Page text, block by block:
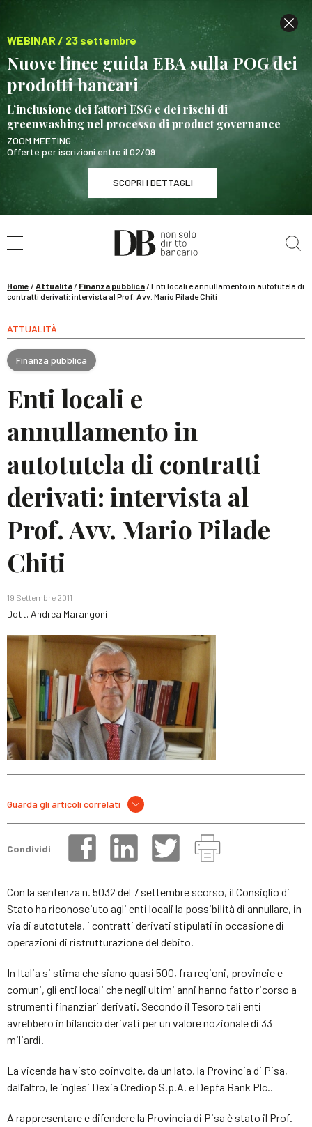
WEBINAR / 23 settembre
Nuove linee guida EBA sulla POG dei
prodotti bancari
L’inclusione dei fattori ESG e dei rischi di
greenwashing nel processo di product governance
ZOOM MEETING
Offerte per iscrizioni entro il 02/09
SCOPRI I DETTAGLI
WEBINAR / 23 settembre
Nuove linee guida EBA sulla POG dei prodotti
SCOPRI I DETTAGLI
Home /Attualità/ Finanza pubblica/Enti locali e annullamento in autotutela di
contratti derivati: intervista al Prof. Avv. Mario Pilade Chiti
ATTUALITÀ
Finanza pubblica
Enti locali e
annullamento in
autotutela di contratti
derivati: intervista al
Prof. Avv. Mario Pilade
Chiti
19 Settembre 2011
Dott. Andrea Marangoni
Guarda gli articoli correlati
Condividi
Con la sentenza n. 5032 del 7 settembre scorso, il Consiglio di
Stato ha riconosciuto agli enti locali la possibilità di annullare, in
via di autotutela, i contratti derivati stipulati in occasione di
operazioni di ristrutturazione del debito.
In Italia si stima che siano quasi 500, fra regioni, provincie e
comuni, gli enti locali che negli ultimi anni hanno fatto ricorso a
strumenti finanziari derivati. Secondo il Tesoro tali enti
avrebbero in bilancio derivati per un valore nozionale di 33
miliardi.
La vicenda ha visto coinvolte, da un lato, la Provincia di Pisa,
dall’altro, le inglesi Dexia Crediop S.p.A. e Depfa Bank Plc..
A rappresentare e difendere la Provincia di Pisa è stato il Prof.